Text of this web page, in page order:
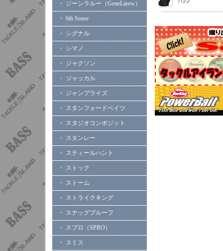
・ ジーンラルー（GeneLarew）
・ 6th Sense
・ シグナル
・ シマノ
・ ジャクソン
・ ジャッカル
・ ジャンプライズ
・ スタンフォードベイツ
・ スタジオコンポジット
・ スタンレー
・ スティールハント
・ ストック
・ ストーム
・ ストライクキング
・ スナッグプルーフ
・ スプロ（SPRO）
・ スミス